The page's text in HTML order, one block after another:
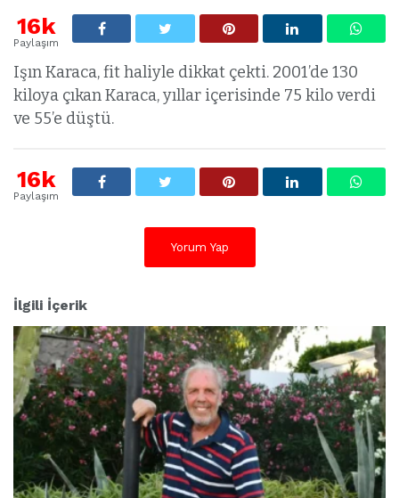
16k
Paylaşım
Işın Karaca, fit haliyle dikkat çekti. 2001’de 130
kiloya çıkan Karaca, yıllar içerisinde 75 kilo verdi
ve 55’e düştü.
16k
Paylaşım
Yorum Yap
İlgili İçerik